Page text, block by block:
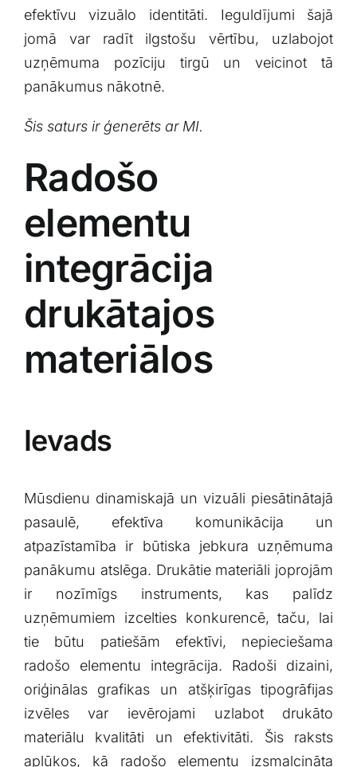
efektīvu vizuālo identitāti. Ieguldījumi ‌šajā
‌jomā var radīt ilgstošu vērtību, uzlabojot
uzņēmuma pozīciju tirgū un veicinot ⁣tā
panākumus nākotnē.
Šis saturs ir ģenerēts ‌ar MI.
Radošo
elementu
integrācija
drukātajos
materiālos
Ievads
Mūsdienu dinamiskajā un⁤ vizuāli piesātinātajā
pasaulē, efektīva komunikācija​ un
atpazīstamība ir būtiska jebkura⁢ uzņēmuma​
panākumu atslēga. Drukātie materiāli joprojām
ir nozīmīgs instruments, kas palīdz
uzņēmumiem izcelties konkurencē, taču, lai‌
tie būtu patiešām efektīvi, nepieciešama
radošo ⁣elementu integrācija. Radoši dizaini,
oriģinālas ⁣grafikas un atšķirīgas tipogrāfijas
izvēles var ⁢ievērojami uzlabot⁢ drukāto
materiālu‍ kvalitāti un efektivitāti.​ Šis raksts
‍aplūkos, kā radošo⁣ elementu ​izsmalcināta